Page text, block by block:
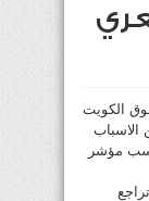
الكويت
الاسباب
مؤشر